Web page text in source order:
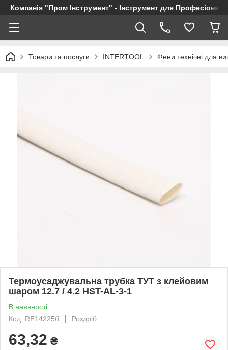
Компанія "Пром Інструмент" - Інструмент для
Товари та послуги INTERTOOL Фени технічні для
Термоусаджувальна трубка ТУТ з клейовим
шаром 12.7 / 4.2 HST-AL-3-1
В наявності
Код: RE14225б
Роздріб
63,32 ₴